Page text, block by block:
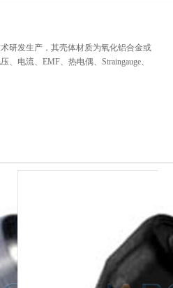
研发生产，其壳体材质为氧化铝合金或
电流、EMF、热电偶、Straingauge、